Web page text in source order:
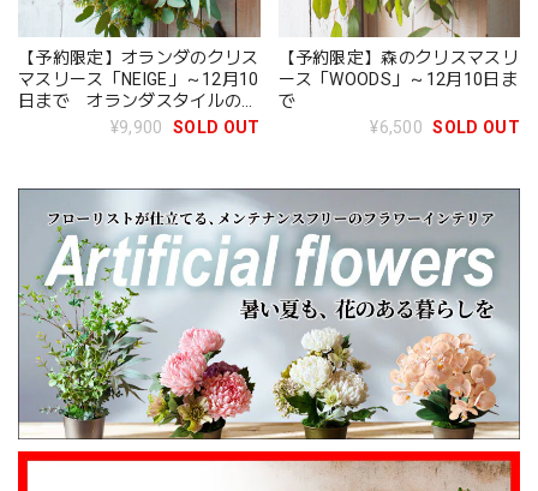
【予約限定】オランダのクリス
マスリース「NEIGE」～12月10
日まで オランダスタイルの希
¥9,900 SOLD OUT
【予約限定】森のクリスマスリ
ース「WOODS」～12月10日ま
で
¥6,500 SOLD OUT